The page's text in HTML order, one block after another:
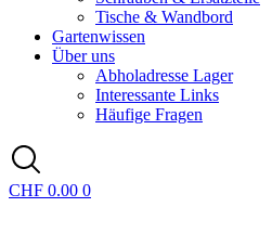
Tische & Wandbord
Gartenwissen
Über uns
Abholadresse Lager
Interessante Links
Häufige Fragen
CHF 0.00 0